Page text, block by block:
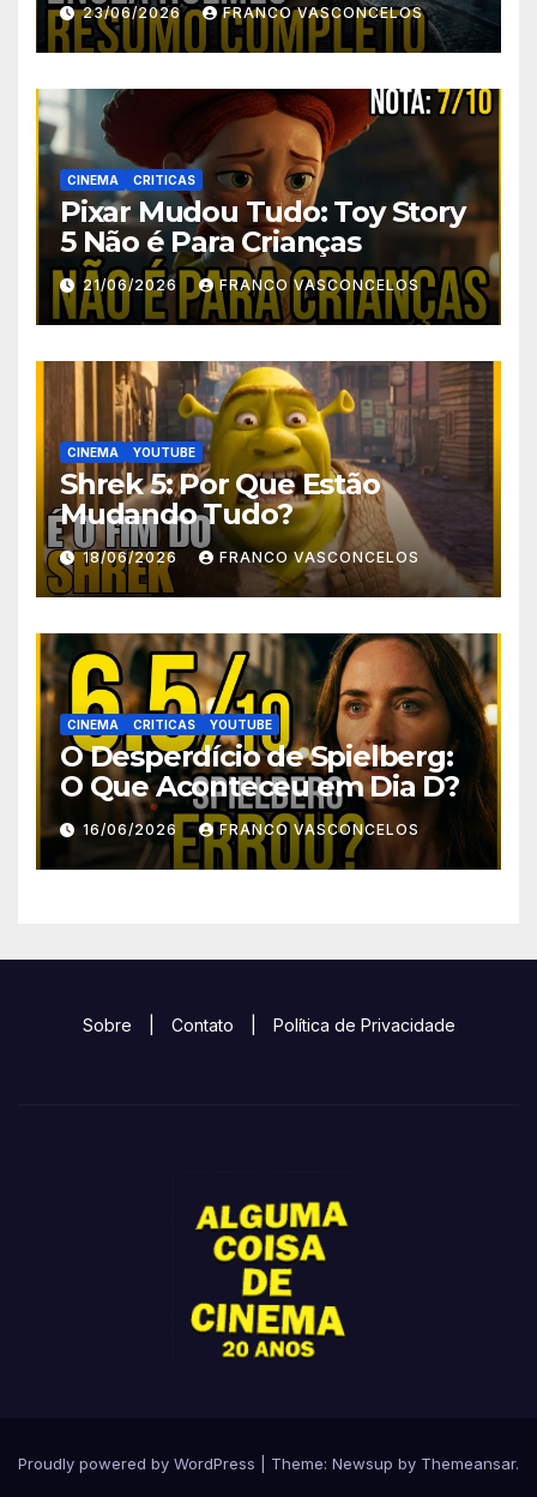
23/06/2026 FRANCO VASCONCELOS
CINEMA CRITICAS
Pixar Mudou Tudo: Toy Story
5 Não é Para Crianças
21/06/2026 FRANCO VASCONCELOS
CINEMA YOUTUBE
Shrek 5: Por Que Estão
Mudando Tudo?
18/06/2026 FRANCO VASCONCELOS
CINEMA CRITICAS YOUTUBE
O Desperdício de Spielberg:
O Que Aconteceu em Dia D?
16/06/2026 FRANCO VASCONCELOS
Sobre Contato Política de Privacidade
Proudly powered by WordPress Theme: Newsup by Themeansar.